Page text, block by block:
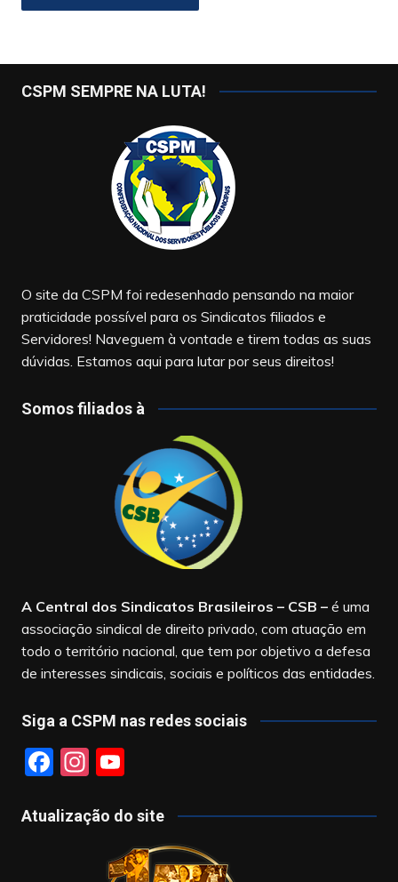
CSPM SEMPRE NA LUTA!
O site da CSPM foi redesenhado pensando na maior
praticidade possível para os Sindicatos filiados e
Servidores! Naveguem à vontade e tirem todas as suas
dúvidas. Estamos aqui para lutar por seus direitos!
Somos filiados à
A Central dos Sindicatos Brasileiros – CSB –é uma
associação sindical de direito privado, com atuação em
todo o território nacional, que tem por objetivo a defesa
de interesses sindicais, sociais e políticos das entidades.
Siga a CSPM nas redes sociais
F
c
In
a
Y
u
T
Atualização do site